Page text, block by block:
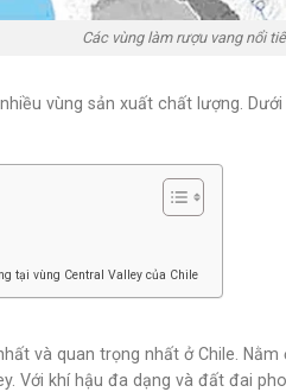
Các vùng làm rượu vang nổi
vùng sản xuất chất lượng.
tại vùng Central Valley của Chile
và quan trọng nhất ở Chile.
Với khí hậu đa dạng và đất đai